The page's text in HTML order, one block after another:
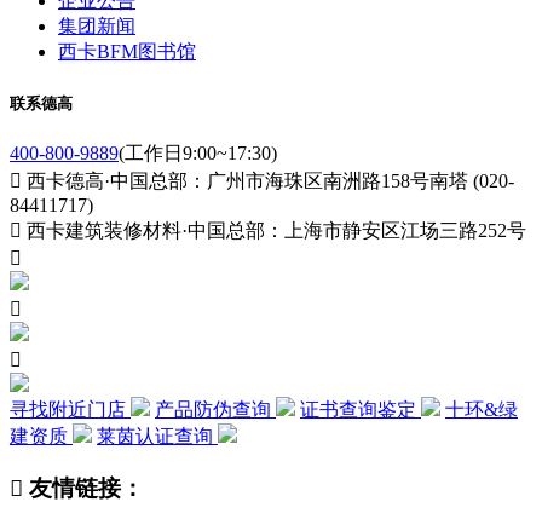
集团新闻
西卡BFM图书馆
联系德高
400-800-9889(工作日9:00~17:30)
 西卡德高·中国总部：广州市海珠区南洲路158号南塔 (020-
84411717)
 西卡建筑装修材料·中国总部：上海市静安区江场三路252号



寻找附近门店 产品防伪查询 证书查询鉴定
十环&绿
建资质
莱茵认证查询
 友情链接：